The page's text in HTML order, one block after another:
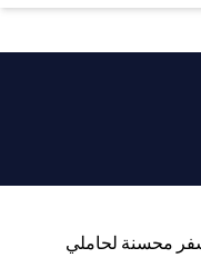
سفر محسنة لحاملي